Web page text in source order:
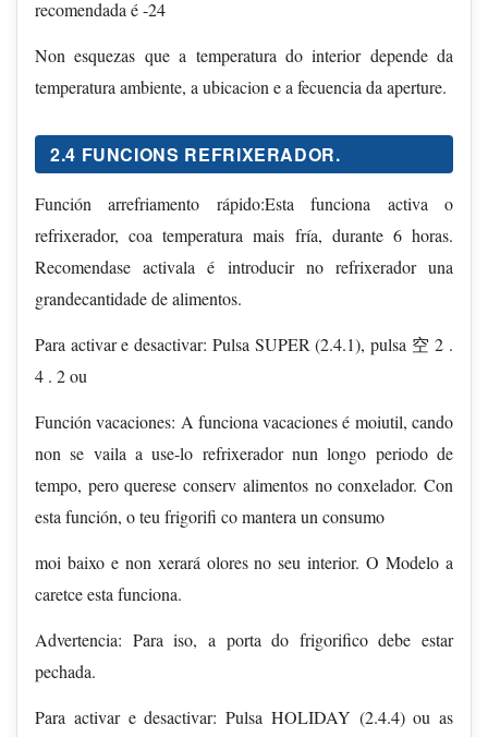
recomendada é -24
Non esquezas que a temperatura do interior depende da
temperatura ambiente, a ubicacion e a fecuencia da aperture.
2.4 FUNCIONS REFRIXERADOR.
Función arrefriamento rápido:Esta funciona activa o
refrixerador, coa temperatura mais fría, durante 6 horas.
Recomendase activala é introducir no refrixerador una
grandecantidade de alimentos.
Para activar e desactivar: Pulsa SUPER (2.4.1), pulsa 空 2 .
4 . 2 ou
Función vacaciones: A funciona vacaciones é moiutil, cando
non se vaila a use-lo refrixerador nun longo periodo de
tempo, pero querese conserv alimentos no conxelador. Con
esta función, o teu frigorifi co mantera un consumo
moi baixo e non xerará olores no seu interior. O Modelo a
caretce esta funciona.
Advertencia: Para iso, a porta do frigorifico debe estar
pechada.
Para activar e desactivar: Pulsa HOLIDAY (2.4.4) ou as